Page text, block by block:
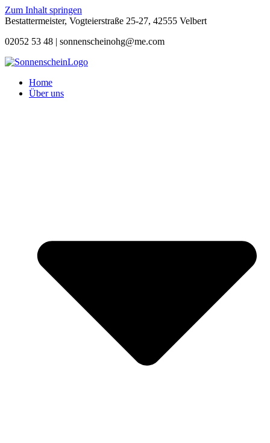
Zum Inhalt springen
Bestattermeister, Vogteierstraße 25-27, 42555 Velbert
02052 53 48 | sonnenscheinohg@me.com
Home
Über uns